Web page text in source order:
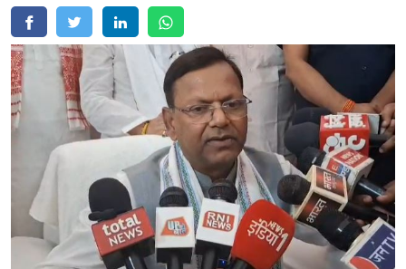
अलीगढ़
मथुरा
मेरठ
मुरादाबाद
गोरखपुर
प्रयागराज
रामपुर